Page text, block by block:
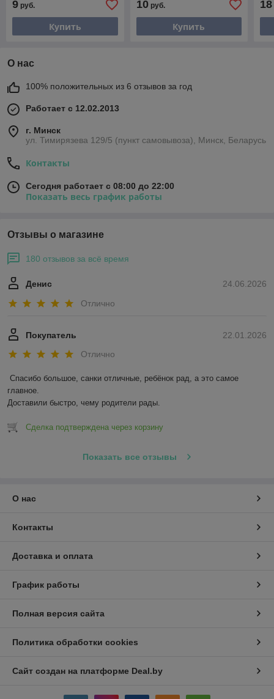
9 руб.
Купить
10руб.
Купить
18
О нас
100% положительных из 6 отзывов за год
Работает с 12.02.2013
г. Минск
ул. Тимирязева 129/5 (пункт самовывоза), Минск, Беларусь
Контакты
Сегодня работает с 08:00 до 22:00
Показать весь график работы
Отзывы о магазине
180 отзывов за всё время
24.06.2026
Денис
Отлично
22.01.2026
Покупатель
Отлично
Спасибо большое, санки отличные, ребёнок рад, а это самое
главное.
Доставили быстро, чему родители рады.
Сделка подтверждена через корзину
Показать все отзывы
О нас
Контакты
Доставка и оплата
График работы
Полная версия сайта
Политика обработки cookies
Сайт создан на платформе Deal.by